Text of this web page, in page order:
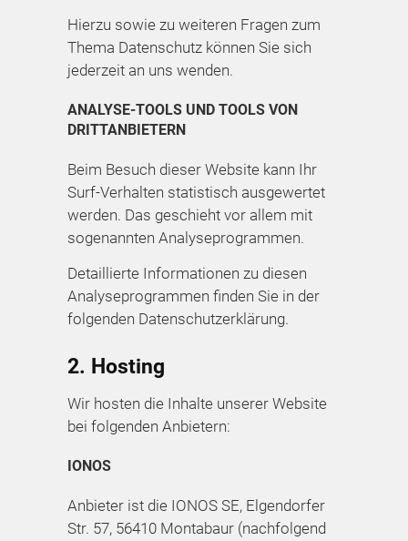
Hierzu sowie zu weiteren Fragen zum
Thema Datenschutz können Sie sich
jederzeit an uns wenden.
ANALYSE-TOOLS UND TOOLS VON
DRITT­ANBIETERN
Beim Besuch dieser Website kann Ihr
Surf-Verhalten statistisch ausgewertet
werden. Das geschieht vor allem mit
sogenannten Analyseprogrammen.
Detaillierte Informationen zu diesen
Analyseprogrammen finden Sie in der
folgenden Datenschutzerklärung.
2. Hosting
Wir hosten die Inhalte unserer Website
bei folgenden Anbietern:
IONOS
Anbieter ist die IONOS SE, Elgendorfer
Str. 57, 56410 Montabaur (nachfolgend